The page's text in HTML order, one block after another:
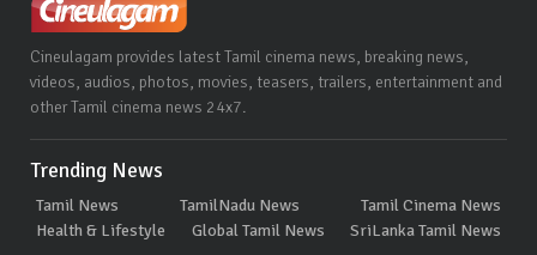
Cineulagam provides latest Tamil cinema news, breaking news,
videos, audios, photos, movies, teasers, trailers, entertainment and
other Tamil cinema news 24x7.
Trending News
Tamil News TamilNadu News
Tamil Cinema News
Health & Lifestyle
Global Tamil News SriLanka Tamil News